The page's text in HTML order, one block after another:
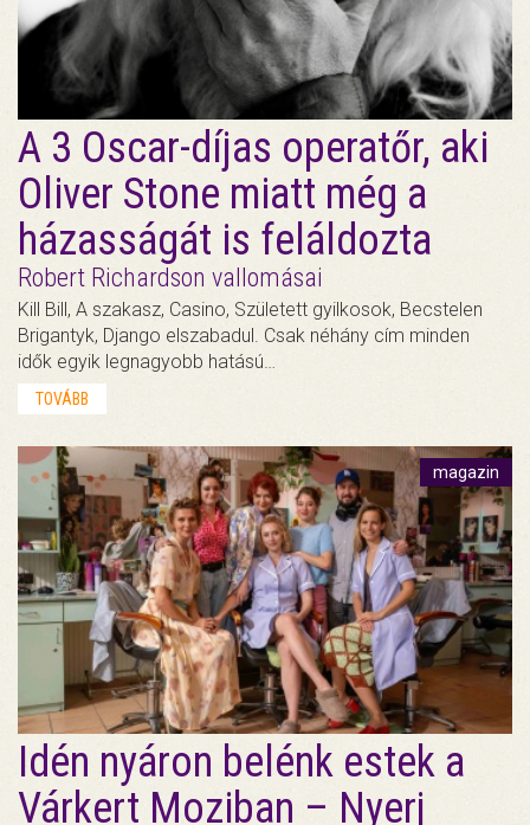
A 3 Oscar-díjas operatőr, aki
Oliver Stone miatt még a
házasságát is feláldozta
Robert Richardson vallomásai
Kill Bill, A szakasz, Casino, Született gyilkosok, Becstelen
Brigantyk, Django elszabadul. Csak néhány cím minden
idők egyik legnagyobb hatású…
TOVÁBB
magazin
Idén nyáron belénk estek a
Várkert Moziban – Nyerj